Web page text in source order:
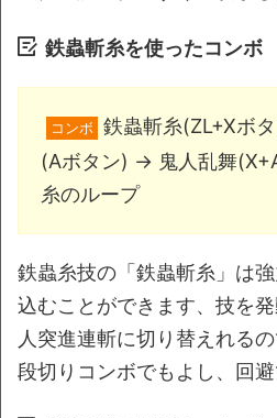
鉄蟲斬糸を使ったコンボ
コンボ 鉄蟲斬糸(ZL+Xボ
(Aボタン) → 鬼人乱舞
糸のループ
鉄蟲糸技の「鉄蟲斬糸」は
込むことができます、技を
人突進連斬に切り替えれる
段切りコンボでもよし、回避